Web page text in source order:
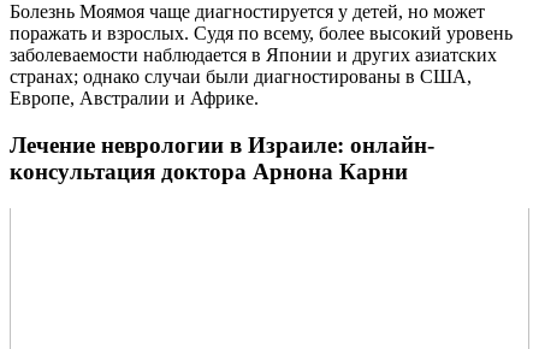
Болезнь Моямоя чаще диагностируется у детей, но может
поражать и взрослых. Судя по всему, более высокий уровень
заболеваемости наблюдается в Японии и других азиатских
странах; однако случаи были диагностированы в США,
Европе, Австралии и Африке.
Лечение неврологии в Израиле: онлайн-
консультация доктора Арнона Карни